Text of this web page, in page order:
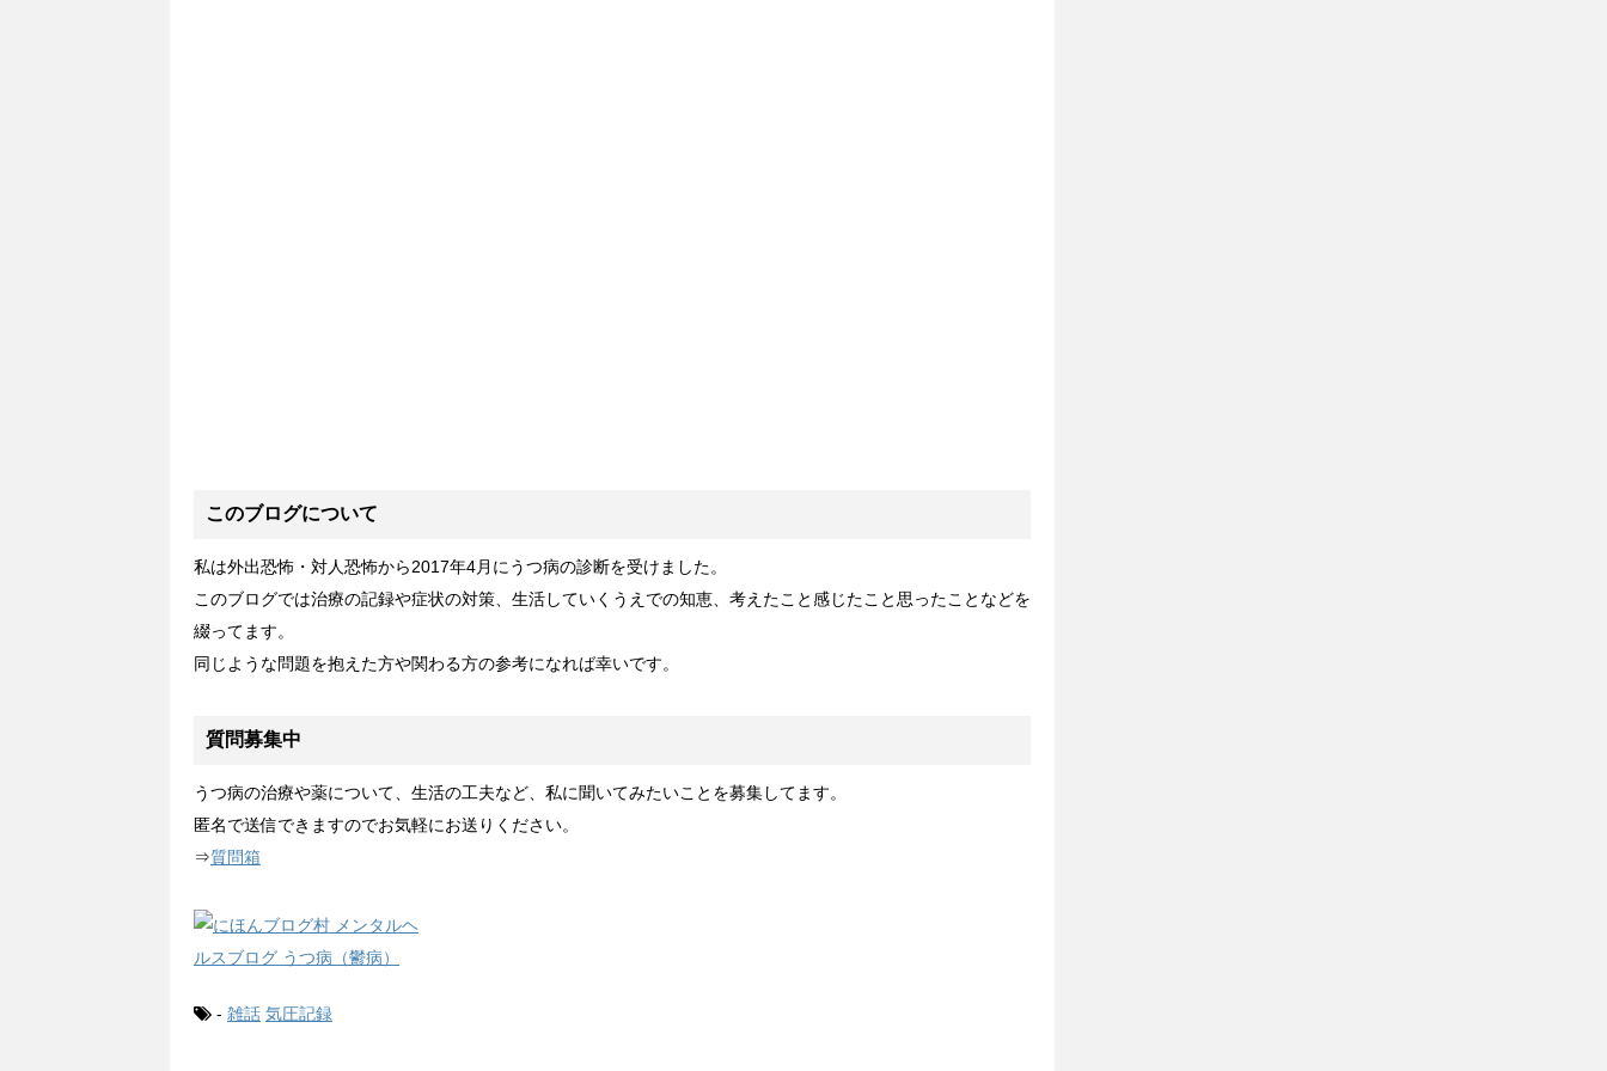
このブログについて
私は外出恐怖・対人恐怖から2017年4月にうつ病の診断を受けました。
このブログでは治療の記録や症状の対策、生活していくうえでの知恵、考えたこと感じたこと思ったことなどを
綴ってます。
同じような問題を抱えた方や関わる方の参考になれば幸いです。
質問募集中
うつ病の治療や薬について、生活の工夫など、私に聞いてみたいことを募集してます。
匿名で送信できますのでお気軽にお送りください。
⇒質問箱
- 雑話 気圧記録